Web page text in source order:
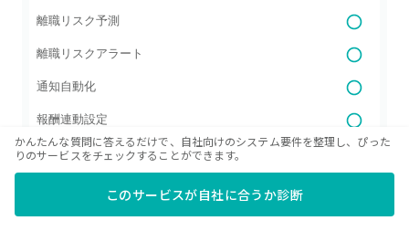
離職リスク予測
離職リスクアラート
通知自動化
報酬連動設定
ペイロール連携
多通貨報酬対応
かんたんな質問に答えるだけで、自社向けのシステム要件を整理し、ぴった
りのサービスをチェックすることができます。
このサービスが自社に合うか診断